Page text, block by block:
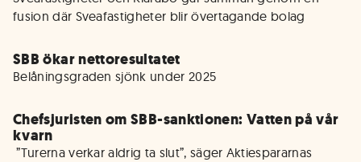
SBB ökar nettoresultatet
Belåningsgraden sjönk under 2025
Chefsjuristen om SBB-sanktionen: Vatten på vår
kvarn
”Turerna verkar aldrig ta slut”, säger Aktiespararnas